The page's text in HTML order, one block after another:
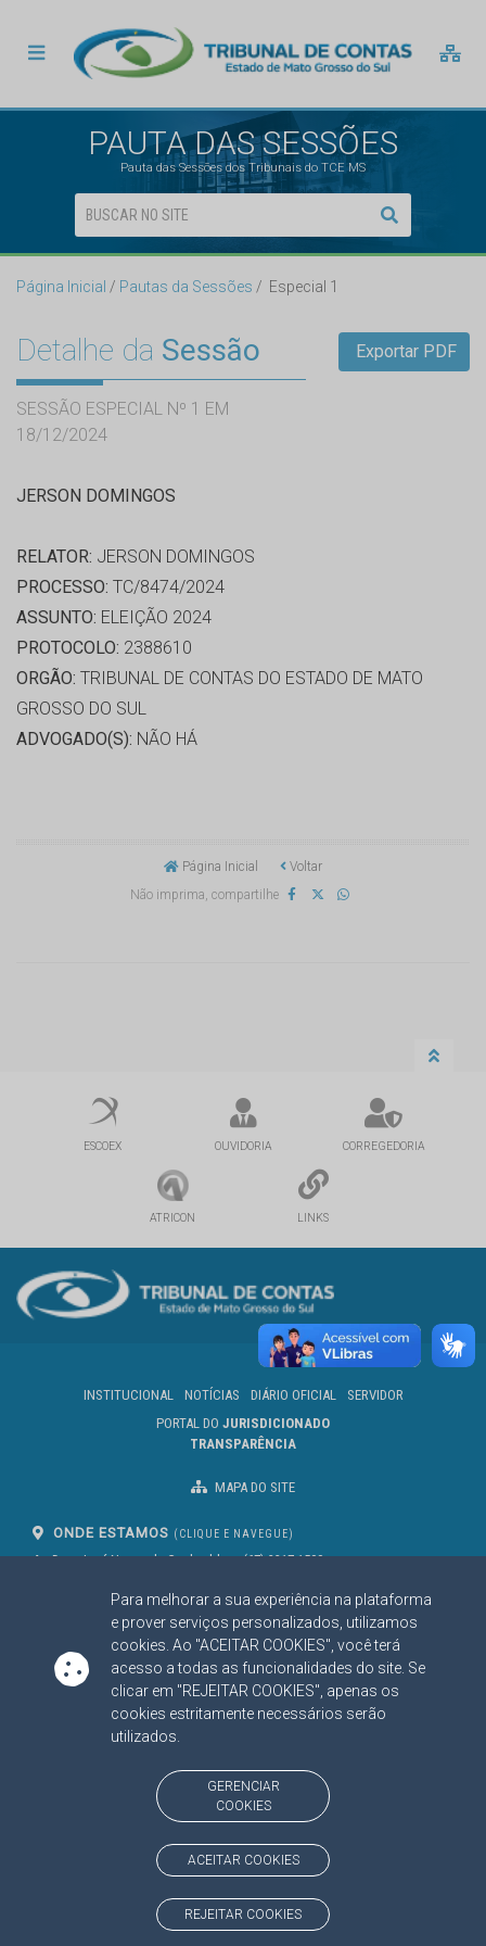
Para melhorar a sua experiência na plataforma
e prover serviços personalizados, utilizamos
cookies. Ao "ACEITAR COOKIES", você terá
acesso a todas as funcionalidades do site. Se
clicar em "REJEITAR COOKIES", apenas os
cookies estritamente necessários serão
utilizados.
GERENCIAR
COOKIES
ACEITAR COOKIES
REJEITAR COOKIES
PAUTA DAS SESSÕES
Pauta das Sessões dos Tribunais do TCE MS
Página Inicial Pautas da Sessões Especial 1
Detalhe da Sessão
SESSÃO ESPECIAL Nº 1 EM
18/12/2024
Exportar PDF
JERSON DOMINGOS
RELATOR: JERSON DOMINGOS
PROCESSO: TC/8474/2024
ASSUNTO: ELEIÇÃO 2024
PROTOCOLO: 2388610
ORGÃO: TRIBUNAL DE CONTAS DO ESTADO DE MATO
GROSSO DO SUL
ADVOGADO(S): NÃO HÁ
Página Inicial
Voltar
Não imprima, compartilhe
ESCOEX OUVIDORIA CORREGEDORIA
ATRICON LINKS
INSTITUCIONAL NOTÍCIAS DIÁRIO OFICIAL
SERVIDOR
PORTAL DO JURISDICIONADO
TRANSPARÊNCIA
MAPA DO SITE
ONDE ESTAMOS (CLIQUE E NAVEGUE)
Av. Des. José Nunes da Cunha, bloco
Campo Grande/MS
CEP: 79031-310
(67) 3317-1500
SIGA NOSSAS REDES SOCIAIS
Linked InYoutube
Facebook
X
BAIXE NOSSO APLICATIVO
https://www.tce.ms.gov.br